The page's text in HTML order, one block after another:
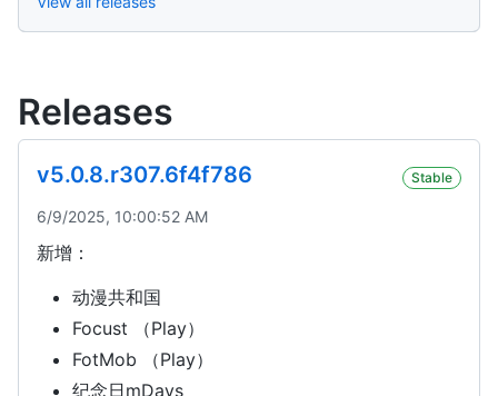
Releases
v5.0.8.r307.6f4f786 Stable
6/9/2025, 10:00:52 AM
新增：
动漫共和国
Focust （Play）
FotMob （Play）
纪念日mDays